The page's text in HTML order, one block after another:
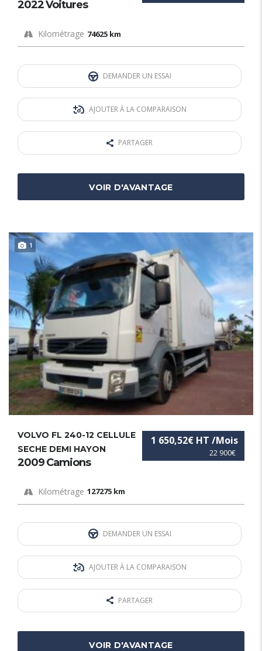
2022 Voitures
Kilométrage 74625 km
DEMANDER UN ESSAI
AJOUTER À LA COMPARAISON
PARTAGER
VOIR D'AVANTAGE
1
22 900€
1 650,52€ HT /Mois
VOLVO FL 240-12 CELLULE
SECHE DEMI HAYON
2009 Camions
Kilométrage 127275 km
DEMANDER UN ESSAI
AJOUTER À LA COMPARAISON
PARTAGER
VOIR D'AVANTAGE